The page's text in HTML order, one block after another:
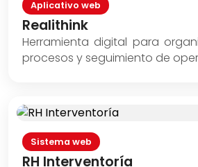
Aplicativo web
Realithink
Herramienta digital para
procesos y seguimiento de
Sistema web
RH Interventoría